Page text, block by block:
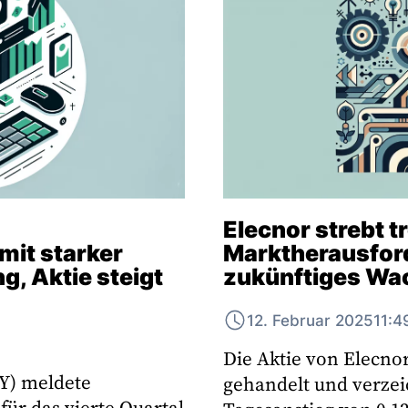
starker
Aktie steigt
meldete
Elecnor strebt
zukünftiges
12. Februar 2025
Die Aktie von
gehandelt und